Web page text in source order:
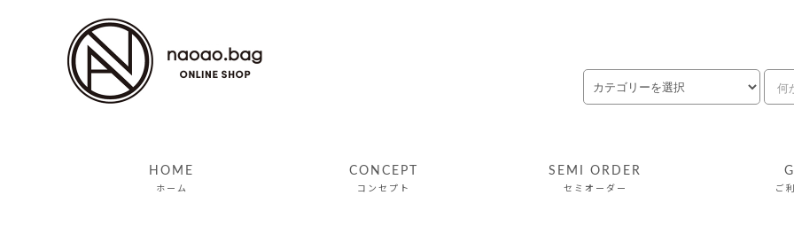
HOME
ホーム
CONCEPT
コンセプト
SEMI ORDER
セミオーダー ご